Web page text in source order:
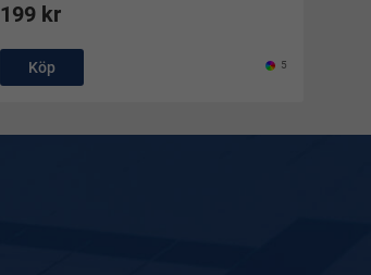
199 kr
Köp 5